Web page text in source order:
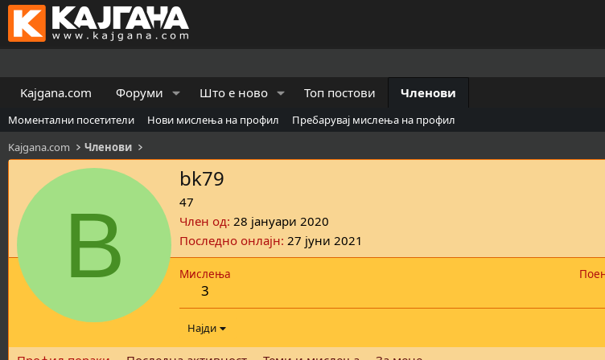
Kajgana.com Форуми Што е ново Топ постови Членови
Моментални посетители Нови мислења на профил
Пребарувај мислења на профил
Kajgana.com
Членови
B
bk79
47
Член од 28 јануари 2020
Последно онлајн 27 јуни 2021
Мислења
3
Најди